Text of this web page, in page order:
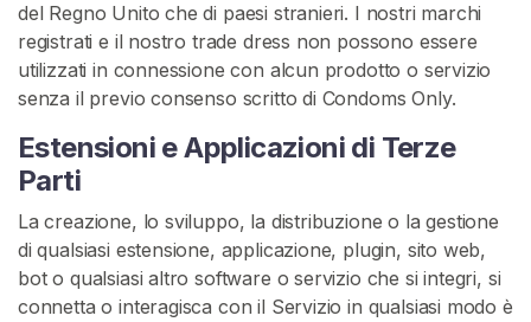
del Regno Unito che di paesi stranieri. I nostri marchi
registrati e il nostro trade dress non possono essere
utilizzati in connessione con alcun prodotto o servizio
senza il previo consenso scritto di Condoms Only.
Estensioni e Applicazioni di Terze
Parti
La creazione, lo sviluppo, la distribuzione o la gestione
di qualsiasi estensione, applicazione, plugin, sito web,
bot o qualsiasi altro software o servizio che si integri, si
connetta o interagisca con il Servizio in qualsiasi modo è